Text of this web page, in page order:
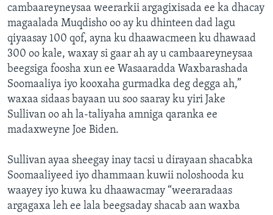
cambaareyneysaa weerarkii argagixisada ee ka dhacay
magaalada Muqdisho oo ay ku dhinteen dad lagu
qiyaasay 100 qof, ayna ku dhaawacmeen ku dhawaad
300 oo kale, waxay si gaar ah ay u cambaareyneysaa
beegsiga foosha xun ee Wasaaradda Waxbarashada
Soomaaliya iyo kooxaha gurmadka deg degga ah,”
waxaa sidaas bayaan uu soo saaray ku yiri Jake
Sullivan oo ah la-taliyaha amniga qaranka ee
madaxweyne Joe Biden.
Sullivan ayaa sheegay inay tacsi u dirayaan shacabka
Soomaaliyeed iyo dhammaan kuwii noloshooda ku
waayey iyo kuwa ku dhaawacmay “weeraradaas
argagaxa leh ee lala beegsaday shacab aan waxba